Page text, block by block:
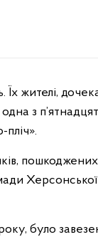
з
пошкоджених
Херсонської
було